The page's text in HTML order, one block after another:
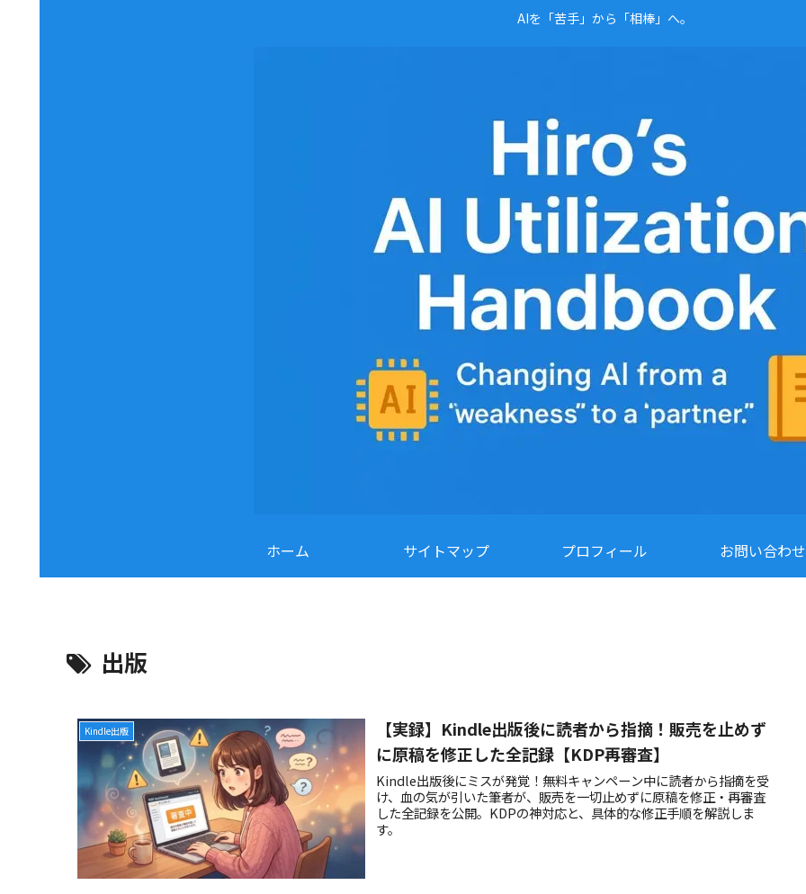
AIを「苦手」から「相棒」へ。
ホーム サイトマップ プロフィール お問い合わせ
出版
Kindle出版
【実録】Kindle出版後に読者から指摘！販売を止めず
に原稿を修正した全記録【KDP再審査】
Kindle出版後にミスが発覚！無料キャンペーン中に読者から指摘を受
け、血の気が引いた筆者が、販売を一切止めずに原稿を修正・再審査
した全記録を公開。KDPの神対応と、具体的な修正手順を解説しま
す。